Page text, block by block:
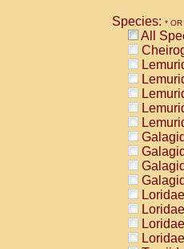
Species: * OR
All
Loridae
Loridae
Loridae
Loridae